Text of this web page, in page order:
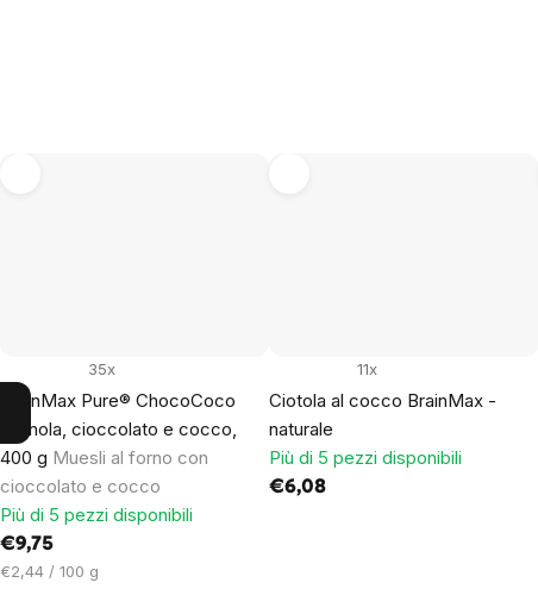
BrainMax Pure® ChocoCoco
Granola, cioccolato e cocco,
400 g Muesli al forno con
cioccolato e cocco
35x
Più di 5 pezzi disponibili
€9,75
Prezzo
€2,44 / 100 g
Ciotola al cocco BrainMax -
naturale
11x
Più di 5 pezzi disponibili
€6,08